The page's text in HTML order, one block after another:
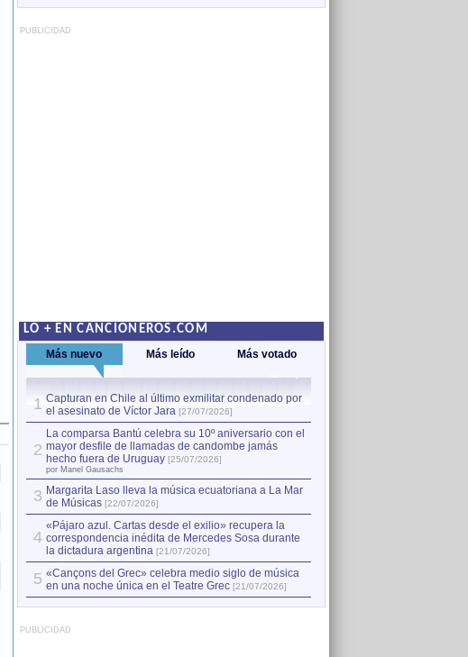
PUBLICIDAD
LO + EN CANCIONEROS.COM
Más nuevo Más leído Más votado
1 Capturan en Chile al último exmilitar condenado por
el asesinato de Víctor Jara [27/07/2026]
2
La comparsa Bantú celebra su 10º aniversario con el
mayor desfile de llamadas de candombe jamás
hecho fuera de Uruguay [25/07/2026]
por Manel Gausachs
3 Margarita Laso lleva la música ecuatoriana a La Mar
de Músicas [22/07/2026]
4
«Pájaro azul. Cartas desde el exilio» recupera la
correspondencia inédita de Mercedes Sosa durante
la dictadura argentina [21/07/2026]
5 «Cançons del Grec» celebra medio siglo de música
en una noche única en el Teatre Grec [21/07/2026]
PUBLICIDAD